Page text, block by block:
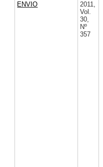
ENVIO 2011,
Vol.
30,
Nº
357